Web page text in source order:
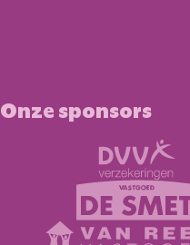
Onze sponsors
DVV Verzekeringen
Vastgoed De Smet
Vastgoed Van Reeth